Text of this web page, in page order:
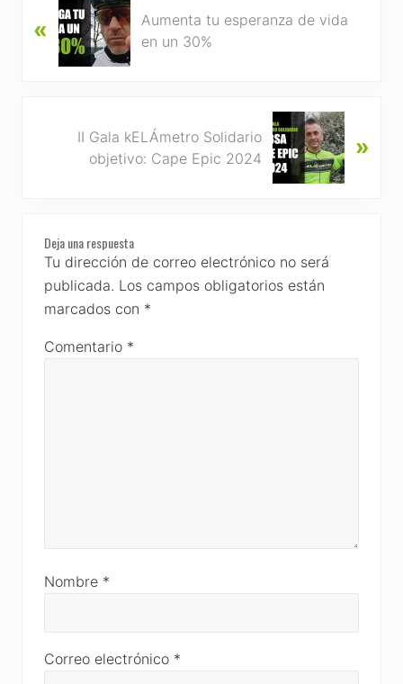
r
«
Aumenta tu esperanza de vida
en un 30%
II Gala kELÁmetro Solidario
objetivo: Cape Epic 2024
»
Reader
Interactions
Deja una respuesta
Tu dirección de correo electrónico no será
publicada. Los campos obligatorios están
marcados con *
Comentario *
Nombre *
Correo electrónico *